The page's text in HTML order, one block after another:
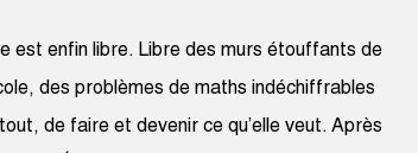
est enfin libre. Libre des murs étouffants de
des problèmes de maths indéchiffrables
de faire et devenir ce qu’elle veut. Après